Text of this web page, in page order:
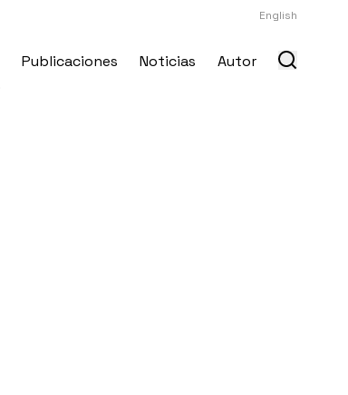
English
Publicaciones Noticias Autor